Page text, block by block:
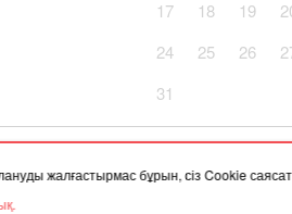
жалғастырмас бұрын, сіз Cookie
17
18 19
24
25 26
31